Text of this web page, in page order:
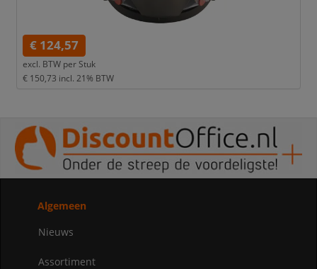
€ 124,57
excl. BTW per Stuk
€ 150,73 incl. 21% BTW
Algemeen
Nieuws
Assortiment